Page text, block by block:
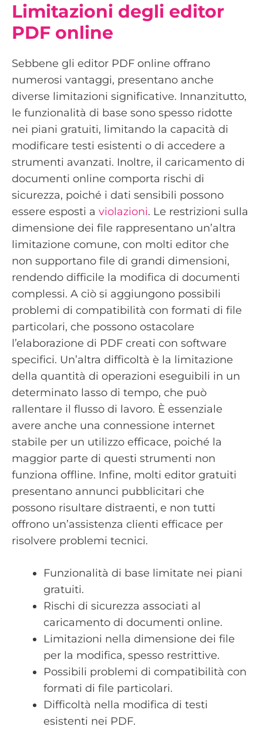
Limitazioni degli editor
PDF online
Sebbene gli editor PDF online offrano
numerosi vantaggi, presentano anche
diverse limitazioni significative. Innanzitutto,
le funzionalità di base sono spesso ridotte
nei piani gratuiti, limitando la capacità di
modificare testi esistenti o di accedere a
strumenti avanzati. Inoltre, il caricamento di
documenti online comporta rischi di
sicurezza, poiché i dati sensibili possono
essere esposti a violazioni. Le restrizioni sulla
dimensione dei file rappresentano un’altra
limitazione comune, con molti editor che
non supportano file di grandi dimensioni,
rendendo difficile la modifica di documenti
complessi. A ciò si aggiungono possibili
problemi di compatibilità con formati di file
particolari, che possono ostacolare
l’elaborazione di PDF creati con software
specifici. Un’altra difficoltà è la limitazione
della quantità di operazioni eseguibili in un
determinato lasso di tempo, che può
rallentare il flusso di lavoro. È essenziale
avere anche una connessione internet
stabile per un utilizzo efficace, poiché la
maggior parte di questi strumenti non
funziona offline. Infine, molti editor gratuiti
presentano annunci pubblicitari che
possono risultare distraenti, e non tutti
offrono un’assistenza clienti efficace per
risolvere problemi tecnici.
Funzionalità di base limitate nei piani
gratuiti.
Rischi di sicurezza associati al
caricamento di documenti online.
Limitazioni nella dimensione dei file
per la modifica, spesso restrittive.
Possibili problemi di compatibilità con
formati di file particolari.
Difficoltà nella modifica di testi
esistenti nei PDF.